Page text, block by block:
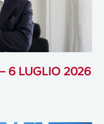
6 LUGLIO 2026